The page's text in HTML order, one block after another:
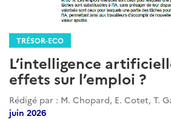
TRÉSOR-ECO
L’intelligence
effets sur l’emploi ?
Rédigé par : M. Chopard, E. Cotet, T.
juin 2026